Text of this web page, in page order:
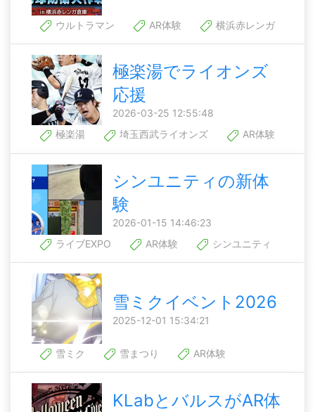
ウルトラマン AR体験 横浜赤レンガ
極楽湯でライオンズ
応援
2026-03-25 12:55:48
極楽湯
埼玉西武ライオンズ AR体験
シンユニティの新体
験
2026-01-15 14:46:23
ライブEXPO
AR体験 シンユニティ
雪ミクイベント2026
2025-12-01 15:34:21
雪ミク 雪まつり AR体験
KLabとバルスがAR体